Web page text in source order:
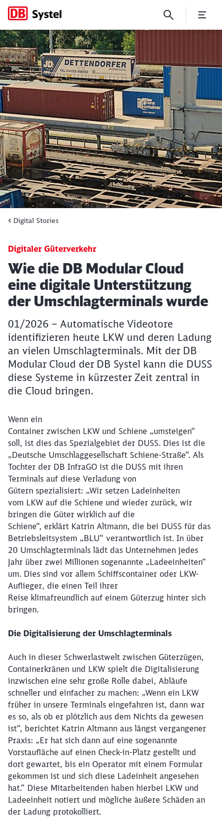
Wie die DB Modular Cloud
Digital Stories
Digitaler Güterverkehr
Artikel:
Wie die DB Modular Cloud
eine digitale Unterstützung
der Umschlagterminals wurde
01/2026 – Automatische Videotore
identifizieren heute LKW und deren Ladung
an vielen Umschlagterminals. Mit der DB
Modular Cloud der DB Systel kann die DUSS
diese Systeme in kürzester Zeit zentral in
die Cloud bringen.
Wenn ein
Container zwischen LKW und Schiene „umsteigen“
soll, ist dies das Spezialgebiet der DUSS. Dies ist die
„Deutsche Umschlaggesellschaft Schiene-Straße“. Als
Tochter der DB InfraGO ist die DUSS mit ihren
Terminals auf diese Verladung von
Gütern spezialisiert: „Wir setzen Ladeinheiten
vom LKW auf die Schiene und wieder zurück, wir
bringen die Güter wirklich auf die
Schiene“, erklärt Katrin Altmann, die bei DUSS für das
Betriebsleitsystem „BLU“ verantwortlich ist. In über
20 Umschlagterminals lädt das Unternehmen jedes
Jahr über zwei Millionen sogenannte „Ladeeinheiten“
um. Dies sind vor allem Schiffscontainer oder LKW-
Auflieger, die einen Teil ihrer
Reise klimafreundlich auf einem Güterzug hinter sich
bringen.
Die Digitalisierung der Umschlagterminals
Auch in dieser Schwerlastwelt zwischen Güterzügen,
Containerkränen und LKW spielt die Digitalisierung
inzwischen eine sehr große Rolle dabei, Abläufe
schneller und einfacher zu machen: „Wenn ein LKW
früher in unsere Terminals eingefahren ist, dann war
es so, als ob er plötzlich aus dem Nichts da gewesen
ist“, berichtet Katrin Altmann aus längst vergangener
Praxis: „Er hat sich dann auf eine sogenannte
Vorstaufläche auf einen Check-in-Platz gestellt und
dort gewartet, bis ein Operator mit einem Formular
gekommen ist und sich diese Ladeinheit angesehen
hat.“ Diese Mitarbeitenden haben hierbei LKW und
Ladeeinheit notiert und mögliche äußere Schäden an
der Ladung protokolliert.